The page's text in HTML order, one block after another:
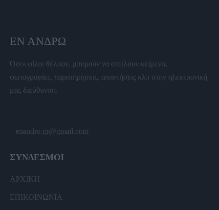
ΕΝ ΆΝΔΡΩ
Όσοι φίλοι θέλουν, μπορούν να στείλουν κείμενα,
φωτογραφίες, παρατηρήσεις, απαντήσεις κλπ στην ηλεκτρονική
μας διεύθυνση.
enandro.gr@gmail.com
ΣΥΝΔΕΣΜΟΙ
ΑΡΧΙΚΗ
ΕΠΙΚΟΙΝΩΝΙΑ